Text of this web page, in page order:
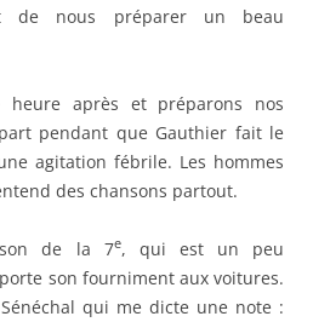
de nous préparer un beau
heure après et préparons nos
pendant que Gauthier fait le
agitation fébrile. Les hommes
des chansons partout.
de la 7e, qui est un peu
son fourniment aux voitures.
qui me dicte une note :